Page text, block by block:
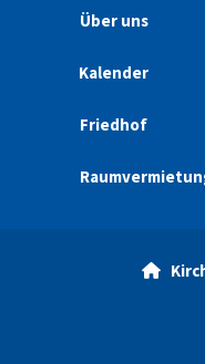
Über uns
Kalender
Friedhof
